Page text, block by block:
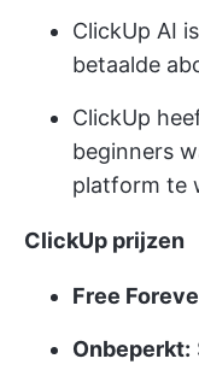
ClickUp AI
betaalde
ClickUp
beginners
platform te
ClickUp prijzen
Free
Onbeperkt: